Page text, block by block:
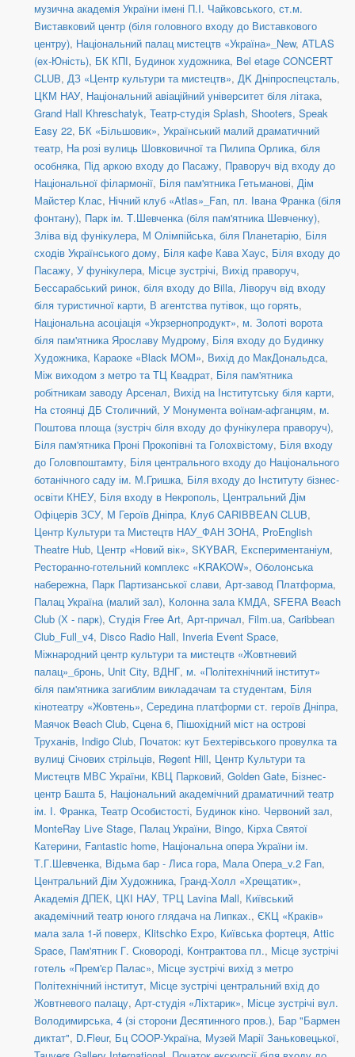
музична академія України імені П.І. Чайковського, ст.м.
Виставковий центр (біля головного входу до Виставкового
центру), Національний палац мистецтв «Україна»_New, ATLAS
(ex-Юність), БК КПІ, Будинок художника, Bel etage CONCERT
CLUB, ДЗ «Центр культури та мистецтв», ДK Дніпроспецсталь,
ЦКМ НАУ, Національний авіаційний університет біля літака,
Grand Hall Khreschatyk, Театр-студія Splash, Shooters, Speak
Easy 22, БК «Більшовик», Український малий драматичний
театр, На розі вулиць Шовковичної та Пилипа Орлика, біля
особняка, Під аркою входу до Пасажу, Праворуч від входу до
Національної філармонії, Біля пам'ятника Гетьманові, Дім
Майстер Клас, Нічний клуб «Atlas»_Fan, пл. Івана Франка (біля
фонтану), Парк ім. Т.Шевченка (біля пам'ятника Шевченку),
Зліва від фунікулера, М Олімпійська, біля Планетарію, Біля
сходів Українського дому, Біля кафе Кава Хаус, Біля входу до
Пасажу, У фунікулера, Місце зустрічі, Вихід праворуч,
Бессарабський ринок, біля входу до Billa, Ліворуч від входу
біля туристичної карти, В агентства путівок, що горять,
Національна асоціація «Укрзернопродукт», м. Золоті ворота
біля пам'ятника Ярославу Мудрому, Біля входу до Будинку
Художника, Караоке «Black MOM», Вихід до МакДональдса,
Між виходом з метро та ТЦ Квадрат, Біля пам'ятника
робітникам заводу Арсенал, Вихід на Інститутську біля карти,
На стоянці ДБ Столичний, У Монумента воїнам-афганцям, м.
Поштова площа (зустріч біля входу до фунікулера праворуч),
Біля пам'ятника Проні Прокопівні та Голохвістому, Біля входу
до Головпоштамту, Біля центрального входу до Національного
ботанічного саду ім. М.Гришка, Біля входу до Інституту бізнес-
освіти КНЕУ, Біля входу в Некрополь, Центральний Дім
Офіцерів ЗСУ, М Героїв Дніпра, Клуб CARIBBEAN CLUB,
Центр Культури та Мистецтв НАУ_ФАН ЗОНА, ProEnglish
Theatre Hub, Центр «Новий вік», SKYBAR, Експериментаніум,
Ресторанно-готельний комплекс «KRAKOW», Оболонська
набережна, Парк Партизанської слави, Арт-завод Платформа,
Палац Україна (малий зал), Колонна зала КМДА, SFERA Beach
Club (Х - парк), Студія Free Art, Арт-причал, Film.ua, Caribbean
Club_Full_v4, Disco Radio Hall, Inveria Event Space,
Міжнародний центр культури та мистецтв «Жовтневий
палац»_бронь, Unit Сity, ВДНГ, м. «Політехнічний інститут»
біля пам'ятника загиблим викладачам та студентам, Біля
кінотеатру «Жовтень», Середина платформи ст. героїв Дніпра,
Маячок Beach Club, Сцена 6, Пішохідний міст на острові
Труханів, Indigo Club, Початок: кут Бехтерівського провулка та
вулиці Січових стрільців, Regent Hill, Центр Культури та
Мистецтв МВС України, КВЦ Парковий, Golden Gate, Бізнес-
центр Башта 5, Національний академічний драматичний театр
ім. І. Франка, Театр Особистості, Будинок кіно. Червоний зал,
MonteRay Live Stage, Палац України, Bingo, Кірха Святої
Катерини, Fantastic home, Національна опера України ім.
Т.Г.Шевченка, Відьма бар - Лиса гора, Мала Опера_v.2 Fan,
Центральний Дім Художника, Гранд-Холл «Хрещатик»,
Академія ДПЕК, ЦКІ НАУ, ТРЦ Lavina Mall, Київський
академічний театр юного глядача на Липках., ЄКЦ «Краків»
мала зала 1-й поверх, Klitschko Expo, Київська фортеця, Attic
Space, Пам'ятник Г. Сковороді, Контрактова пл., Місце зустрічі
готель «Прем'єр Палас», Місце зустрічі вихід з метро
Політехнічний інститут, Місце зустрічі центральний вхід до
Жовтневого палацу, Арт-студія «Ліхтарик», Місце зустрічі вул.
Володимирська, 4 (зі сторони Десятинного пров.), Бар "Бармен
диктат", D.Fleur, Бц COOP-Україна, Музей Марії Заньковецької,